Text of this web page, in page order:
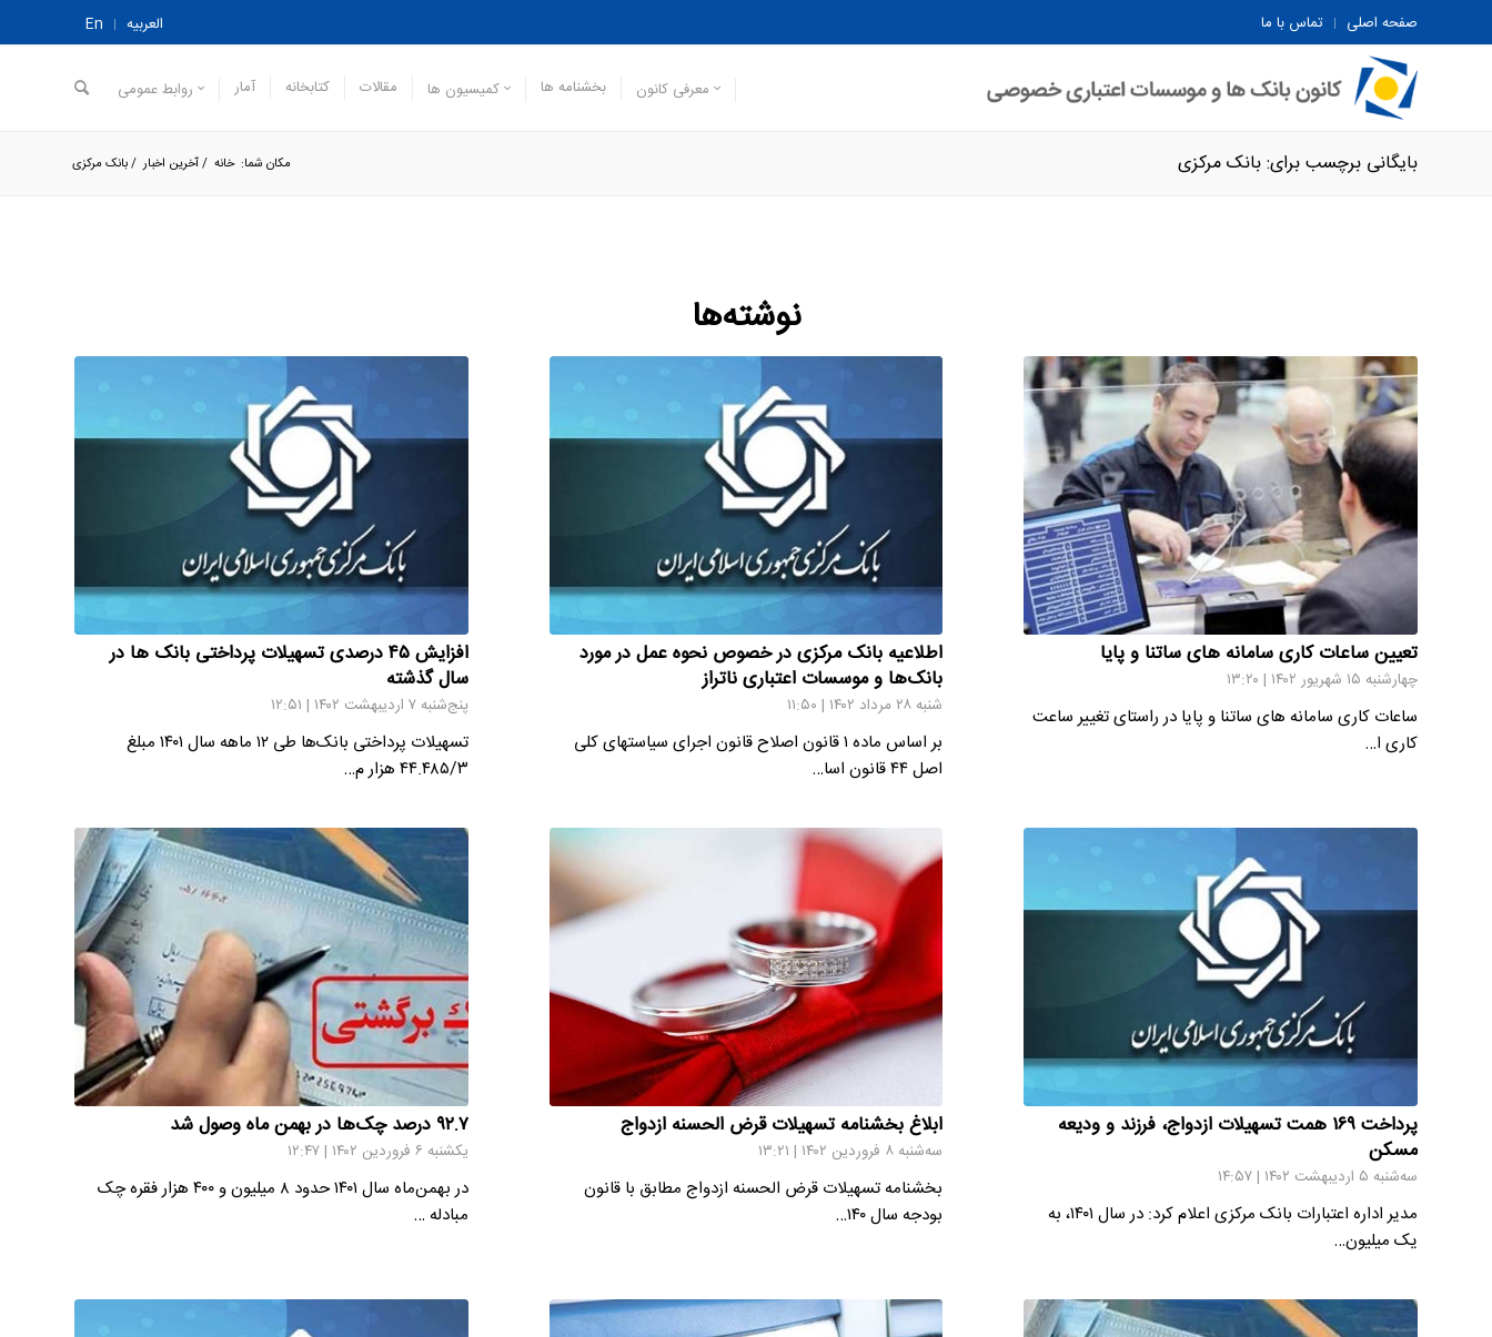
صفحه اصلی تماس با ما العربیه En
معرفی کانون بخشنامه ها کمیسیون ها مقالات کتابخانه آمار روابط عمومی
بایگانی برچسب برای: بانک مرکزی مکان شما: خانه /آخرین اخبار /بانک مرکزی
نوشته‌ها
تعیین ساعات کاری سامانه های ساتنا و پایا
چهارشنبه ۱۵ شهریور ۱۴۰۲ | ۱۳:۲۰
ساعات کاری سامانه های ساتنا و پایا در راستای تغییر ساعت
کاری ا…
اطلاعیه بانک مرکزی در خصوص نحوه عمل در مورد
بانک‌ها و موسسات اعتباری ناتراز
شنبه ۲۸ مرداد ۱۴۰۲ | ۱۱:۵۰
بر اساس ماده ۱ قانون اصلاح قانون اجرای سیاستهای کلی
اصل ۴۴ قانون اسا…
افزایش ۴۵ درصدی تسهیلات پرداختی بانک ها در
سال گذشته
پنج‌شنبه ۷ اردیبهشت ۱۴۰۲ | ۱۲:۵۱
‌تسهیلات پرداختی بانک‌ها طی ۱۲ ماهه سال ۱۴۰۱ مبلغ
۴۴.۴۸۵/۳ هزار م…
پرداخت ۱۶۹ همت تسهیلات ازدواج، فرزند و ودیعه
مسکن
سه‌شنبه ۵ اردیبهشت ۱۴۰۲ | ۱۴:۵۷
مدیر اداره اعتبارات بانک مرکزی اعلام کرد: در سال ۱۴۰۱، به
یک میلیون…
ابلاغ بخشنامه تسهیلات قرض الحسنه ازدواج
سه‌شنبه ۸ فروردین ۱۴۰۲ | ۱۳:۲۱
بخشنامه تسهیلات قرض الحسنه ازدواج مطابق با قانون
بودجه سال ۱۴۰…
۹۲.۷ درصد چک‌ها در بهمن ماه وصول شد
یکشنبه ۶ فروردین ۱۴۰۲ | ۱۲:۴۷
در بهمن‌ماه سال ۱۴۰۱ حدود ۸ میلیون و ۴۰۰ هزار فقره چک
مبادله‌ …